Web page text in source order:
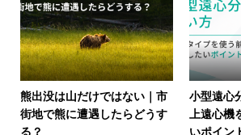
熊出没は山だけではない｜市
街地で熊に遭遇したらどうす
る？
小型遠心
上遠心機
いポイン